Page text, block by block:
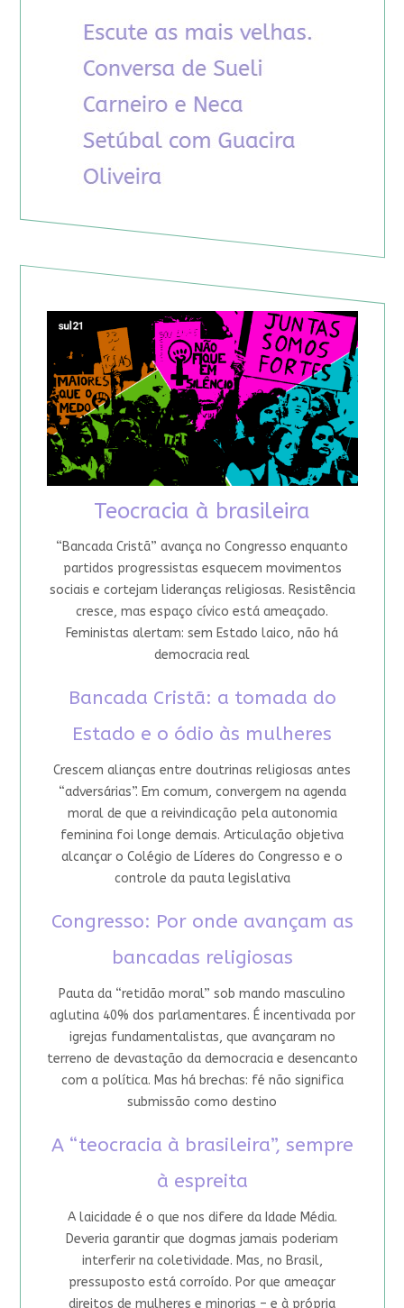
Teocracia à brasileira
“Bancada Cristã” avança no Congresso enquanto
partidos progressistas esquecem movimentos
sociais e cortejam lideranças religiosas. Resistência
cresce, mas espaço cívico está ameaçado.
Feministas alertam: sem Estado laico, não há
democracia real
Bancada Cristã: a tomada do
Estado e o ódio às mulheres
Crescem alianças entre doutrinas religiosas antes
“adversárias”. Em comum, convergem na agenda
moral de que a reivindicação pela autonomia
feminina foi longe demais. Articulação objetiva
alcançar o Colégio de Líderes do Congresso e o
controle da pauta legislativa
Congresso: Por onde avançam as
bancadas religiosas
Pauta da “retidão moral” sob mando masculino
aglutina 40% dos parlamentares. É incentivada por
igrejas fundamentalistas, que avançaram no
terreno de devastação da democracia e desencanto
com a política. Mas há brechas: fé não significa
submissão como destino
A “teocracia à brasileira”, sempre
à espreita
A laicidade é o que nos difere da Idade Média.
Deveria garantir que dogmas jamais poderiam
interferir na coletividade. Mas, no Brasil,
pressuposto está corroído. Por que ameaçar
direitos de mulheres e minorias – e à própria